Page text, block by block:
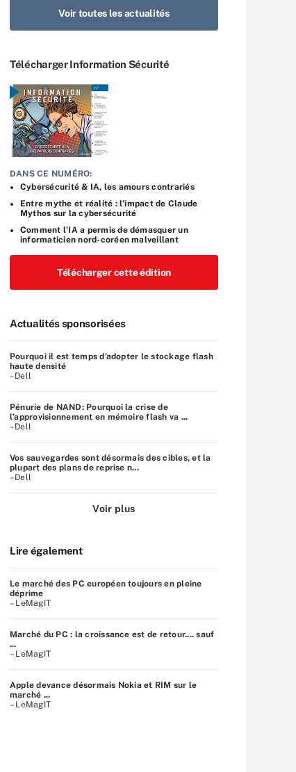
Voir toutes les actualités
Télécharger Information Sécurité
DANS CE NUMÉRO:
Cybersécurité & IA, les amours contrariés
Entre mythe et réalité : l’impact de Claude
Mythos sur la cybersécurité
Comment l’IA a permis de démasquer un
informaticien nord-coréen malveillant
Télécharger cette édition
Actualités sponsorisées
Pourquoi il est temps d’adopter le stockage flash
haute densité
–Dell
Pénurie de NAND: Pourquoi la crise de
l’approvisionnement en mémoire flash va ...
–Dell
Vos sauvegardes sont désormais des cibles, et la
plupart des plans de reprise n...
–Dell
Voir plus
Lire également
Le marché des PC européen toujours en pleine
déprime
– LeMagIT
Marché du PC : la croissance est de retour.... sauf
...
– LeMagIT
Apple devance désormais Nokia et RIM sur le
marché ...
– LeMagIT